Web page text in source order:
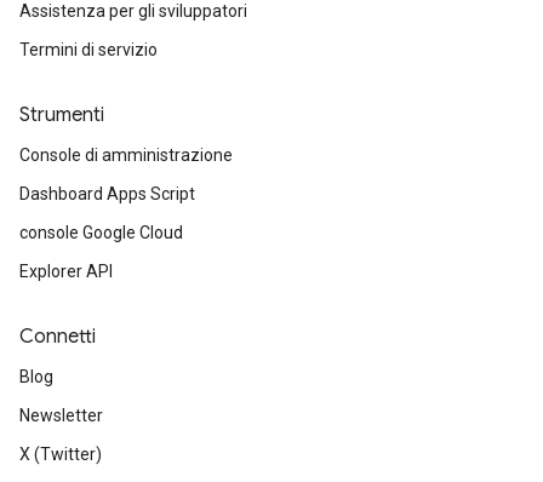
Assistenza per gli sviluppatori
Termini di servizio
Strumenti
Console di amministrazione
Dashboard Apps Script
console Google Cloud
Explorer API
Connetti
Blog
Newsletter
X (Twitter)